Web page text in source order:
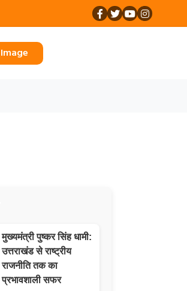
Events Image
मुख्यमंत्री पुष्कर सिंह धामी:
उत्तराखंड से राष्ट्रीय
राजनीति तक का
प्रभावशाली सफर